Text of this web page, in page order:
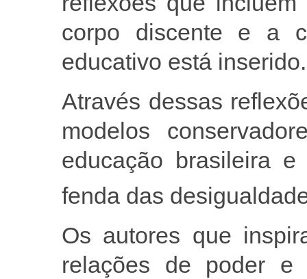
corpo discente e a
educativo está inserido.
Através dessas
modelos
educação brasileira
fenda das
Os autores que
relações de poder e